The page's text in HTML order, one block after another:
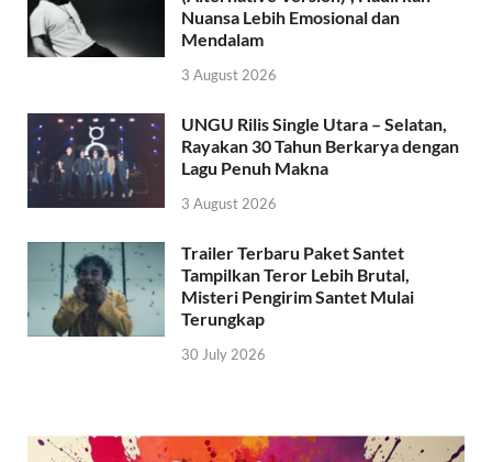
Nuansa Lebih Emosional dan
Mendalam
3 August 2026
UNGU Rilis Single Utara – Selatan,
Rayakan 30 Tahun Berkarya dengan
Lagu Penuh Makna
3 August 2026
Trailer Terbaru Paket Santet
Tampilkan Teror Lebih Brutal,
Misteri Pengirim Santet Mulai
Terungkap
30 July 2026